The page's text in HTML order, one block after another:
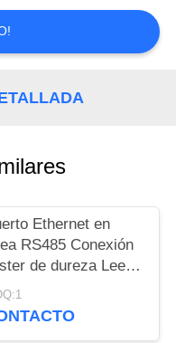
Ethernet en
RS485 Conexión
de dureza Leeb
para pruebas
dureza en tiempo